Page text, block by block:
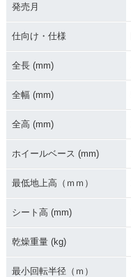
発売月
仕向け・仕様
全長 (mm)
全幅 (mm)
全高 (mm)
ホイールベース (mm)
最低地上高（ｍｍ）
シート高 (mm)
乾燥重量 (kg)
最小回転半径（ｍ）